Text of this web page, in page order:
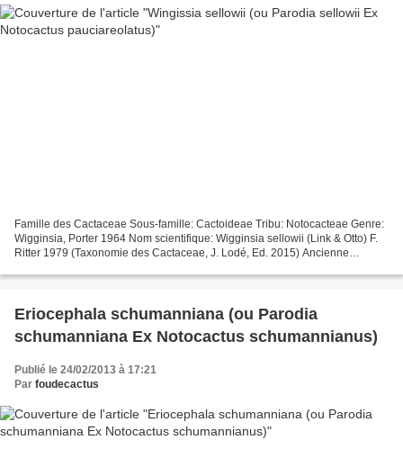
Famille des Cactaceae Sous-famille: Cactoideae Tribu: Notocacteae Genre:
Wigginsia, Porter 1964 Nom scientifique: Wigginsia sellowii (Link & Otto) F.
Ritter 1979 (Taxonomie des Cactaceae, J. Lodé, Ed. 2015) Ancienne
Eriocephala schumanniana (ou Parodia
schumanniana Ex Notocactus schumannianus)
Publié le 24/02/2013 à 17:21
Par foudecactus